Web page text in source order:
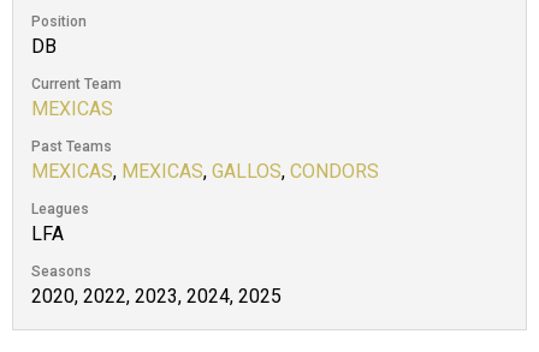
Position
DB
Current Team
MEXICAS
Past Teams
MEXICAS, MEXICAS, GALLOS, CONDORS
Leagues
LFA
Seasons
2020, 2022, 2023, 2024, 2025